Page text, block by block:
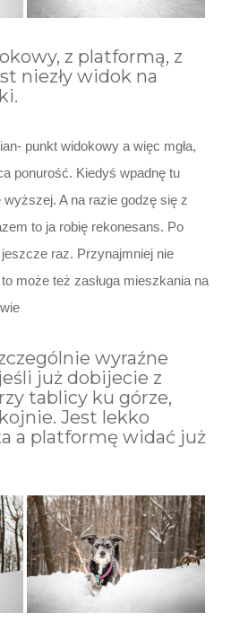
z platformą, z
niezły widok na
punkt widokowy a więc mgła,
ponurość. Kiedyś wpadnę tu
A na razie godzę się z
to ja robię rekonesans. Po
raz. Przynajmniej nie
może też zasługa mieszkania na
wyraźne
już dobijecie z
tablicy ku górze,
Jest lekko
a platformę widać już